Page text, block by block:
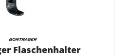
Flaschenhalter